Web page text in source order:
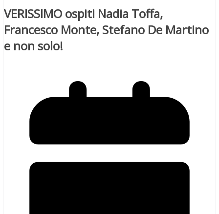
VERISSIMO ospiti Nadia Toffa,
Francesco Monte, Stefano De Martino
e non solo!